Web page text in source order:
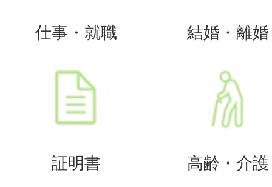
仕事・就職 結婚・離婚
証明書 高齢・介護